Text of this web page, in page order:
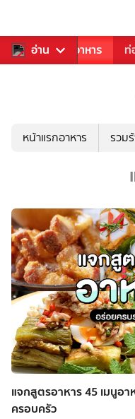
อ่าน
การเพลง อาหาร ท่
หน้าแรกอาหาร รวม
แจกสูตรอาหาร 45 เมนูอ
ครอบครัว